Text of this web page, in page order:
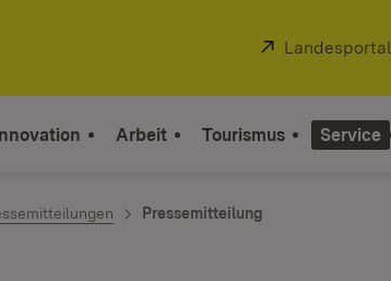
Extern:
Landesportal
Arbeit Tourismus Service
Pressemitteilung